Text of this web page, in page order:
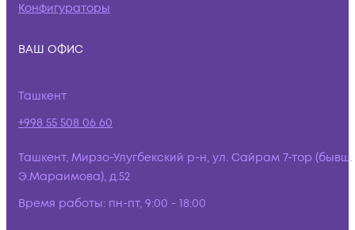
Конфигураторы
ВАШ ОФИС
Ташкент
+998 55 508 06 60
Ташкент, Мирзо-Улугбекский р-н, ул. Сайрам 7-тор (бывш.
Э.Мараимова), д.52
Время работы: пн-пт, 9:00 - 18:00